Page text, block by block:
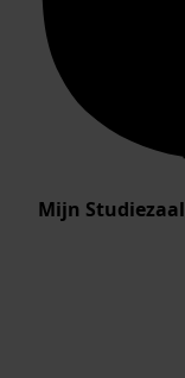
Mijn Studiezaal